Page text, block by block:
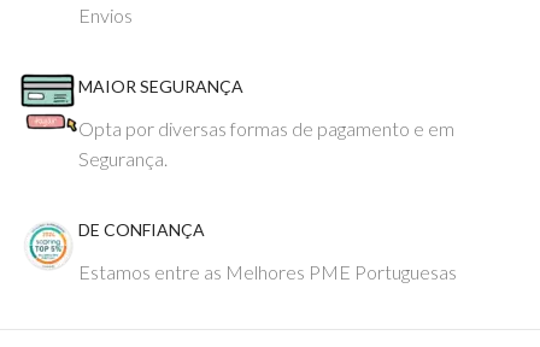
Envios
MAIOR SEGURANÇA
Opta por diversas formas de pagamento e em
Segurança.
DE CONFIANÇA
Estamos entre as Melhores PME Portuguesas